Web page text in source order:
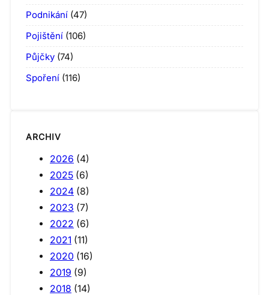
Podnikání (47)
Pojištění (106)
Půjčky (74)
Spoření (116)
ARCHIV
2026 (4)
2025 (6)
2024 (8)
2023 (7)
2022 (6)
2021 (11)
2020 (16)
2019 (9)
2018 (14)